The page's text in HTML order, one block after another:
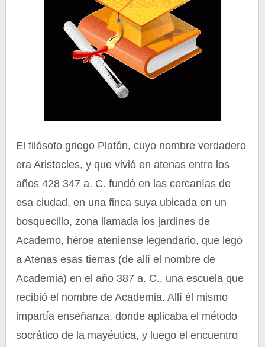
El filósofo griego Platón, cuyo nombre verdadero
era Aristocles, y que vivió en atenas entre los
años 428 347 a. C. fundó en las cercanías de
esa ciudad, en una finca suya ubicada en un
bosquecillo, zona llamada los jardines de
Academo, héroe ateniense legendario, que legó
a Atenas esas tierras (de allí el nombre de
Academia) en el año 387 a. C., una escuela que
recibió el nombre de Academia. Allí él mismo
impartía enseñanza, donde aplicaba el método
socrático de la mayéutica, y luego el encuentro